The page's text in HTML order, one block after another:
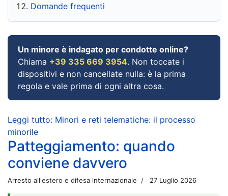
Domande frequenti
Un minore è indagato per condotte online?
Chiama +39 335 669 3954. Non toccate i
dispositivi e non cancellate nulla: è la prima
regola e vale prima di ogni altra cosa.
Leggi tutto: Minori e reti telematiche: il processo
minorile
Patteggiamento: quando
conviene davvero
Arresto all'estero e difesa internazionale 27 Luglio 2026